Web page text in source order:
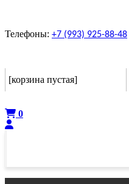
Телефоны: +7 (993) 925-88-48
[корзина пустая]
0